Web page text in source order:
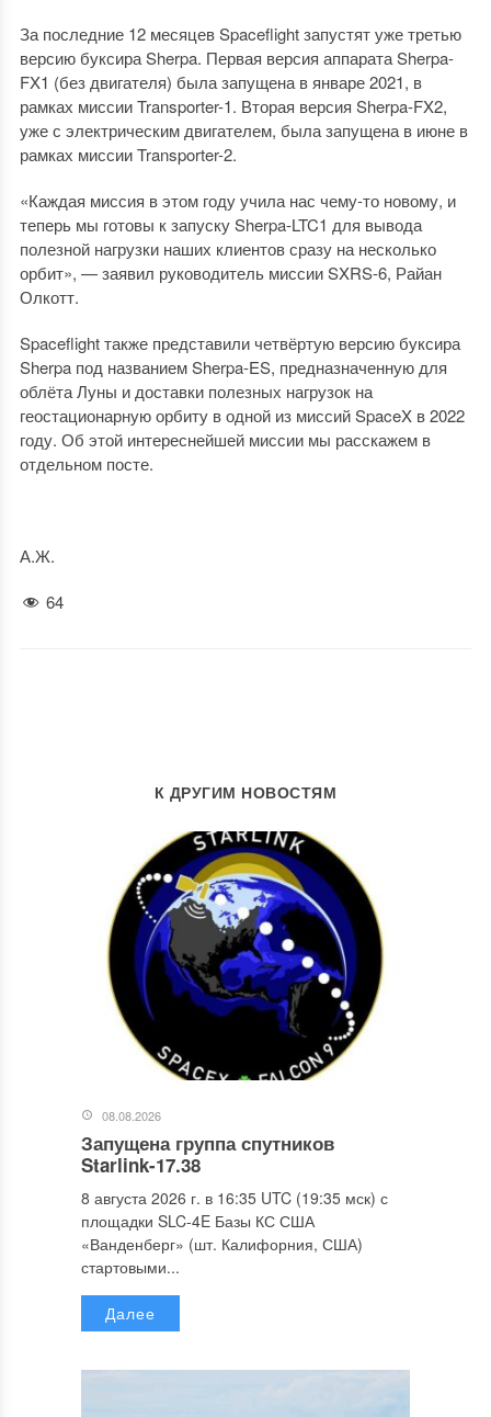
За последние 12 месяцев Spaceflight запустят уже третью
версию буксира Sherpa. Первая версия аппарата Sherpa-
FX1 (без двигателя) была запущена в январе 2021, в
рамках миссии Transporter-1. Вторая версия Sherpa-FX2,
уже с электрическим двигателем, была запущена в июне в
рамках миссии Transporter-2.
«Каждая миссия в этом году учила нас чему-то новому, и
теперь мы готовы к запуску Sherpa-LTC1 для вывода
полезной нагрузки наших клиентов сразу на несколько
орбит», — заявил руководитель миссии SXRS-6, Райан
Олкотт.
Spaceflight также представили четвёртую версию буксира
Sherpa под названием Sherpa-ES, предназначенную для
облёта Луны и доставки полезных нагрузок на
геостационарную орбиту в одной из миссий SpaceX в 2022
году. Об этой интереснейшей миссии мы расскажем в
отдельном посте.
А.Ж.
64
К ДРУГИМ НОВОСТЯМ
08.08.2026
Запущена группа спутников
Starlink-17.38
8 августа 2026 г. в 16:35 UTC (19:35 мск) с
площадки SLC-4E Базы КС США
«Ванденберг» (шт. Калифорния, США)
стартовыми...
Далее